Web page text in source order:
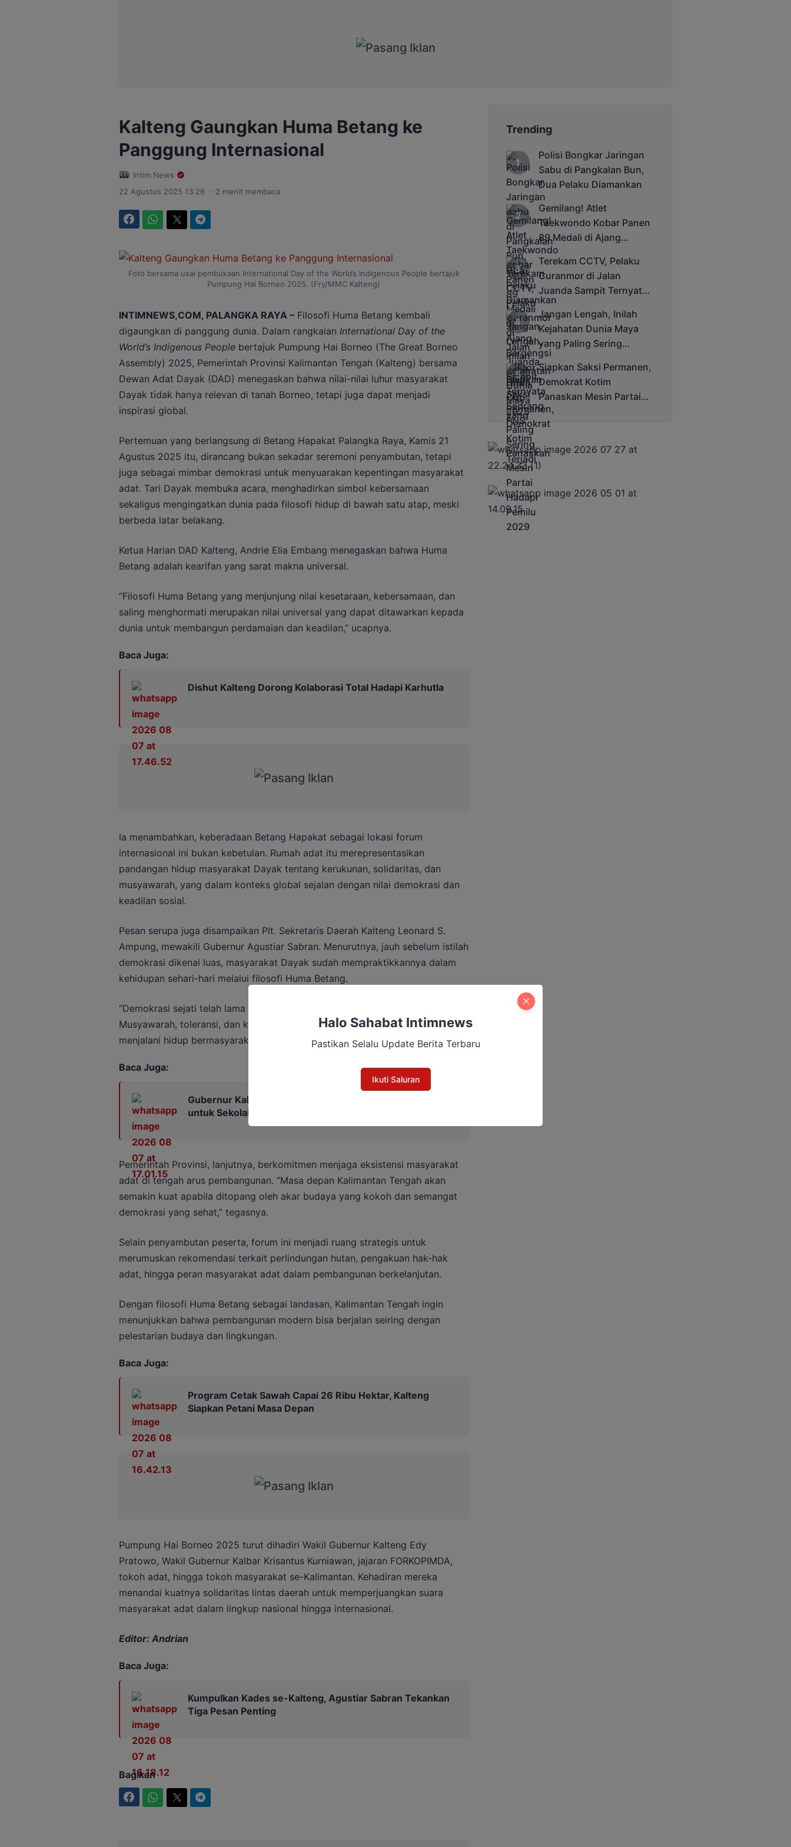
Kalteng Gaungkan Huma Betang ke
Panggung Internasional
Intim News
22 Agustus 2025 13:26 . 2 menit membaca
Foto bersama usai pembukaan International Day of the World’s Indigenous People bertajuk
Pumpung Hai Borneo 2025. (Fry/MMC Kalteng)
INTIMNEWS,COM, PALANGKA RAYA –Filosofi Huma Betang kembali
digaungkan di panggung dunia. Dalam rangkaian International Day of the
World’s Indigenous Peoplebertajuk Pumpung Hai Borneo (The Great Borneo
Assembly) 2025, Pemerintah Provinsi Kalimantan Tengah (Kalteng) bersama
Dewan Adat Dayak (DAD) menegaskan bahwa nilai-nilai luhur masyarakat
Dayak tidak hanya relevan di tanah Borneo, tetapi juga dapat menjadi
inspirasi global.
Pertemuan yang berlangsung di Betang Hapakat Palangka Raya, Kamis 21
Agustus 2025 itu, dirancang bukan sekadar seremoni penyambutan, tetapi
juga sebagai mimbar demokrasi untuk menyuarakan kepentingan masyarakat
adat. Tari Dayak membuka acara, menghadirkan simbol kebersamaan
sekaligus mengingatkan dunia pada filosofi hidup di bawah satu atap, meski
berbeda latar belakang.
Ketua Harian DAD Kalteng, Andrie Elia Embang menegaskan bahwa Huma
Betang adalah kearifan yang sarat makna universal.
“Filosofi Huma Betang yang menjunjung nilai kesetaraan, kebersamaan, dan
saling menghormati merupakan nilai universal yang dapat ditawarkan kepada
dunia untuk membangun perdamaian dan keadilan,” ucapnya.
Baca Juga:
Dishut Kalteng Dorong Kolaborasi Total Hadapi Karhutla
Ia menambahkan, keberadaan Betang Hapakat sebagai lokasi forum
internasional ini bukan kebetulan. Rumah adat itu merepresentasikan
pandangan hidup masyarakat Dayak tentang kerukunan, solidaritas, dan
musyawarah, yang dalam konteks global sejalan dengan nilai demokrasi dan
keadilan sosial.
Pesan serupa juga disampaikan Plt. Sekretaris Daerah Kalteng Leonard S.
Ampung, mewakili Gubernur Agustiar Sabran. Menurutnya, jauh sebelum istilah
demokrasi dikenal luas, masyarakat Dayak sudah mempraktikkannya dalam
kehidupan sehari-hari melalui filosofi Huma Betang.
“Demokrasi sejati telah lama hidup dan berkembang dalam budaya Dayak.
Musyawarah, toleransi, dan kebersamaan menjadi landasan utama dalam
menjalani hidup bermasyarakat,” ujarnya.
Baca Juga:
Gubernur Kalteng Salurkan Ratusan Perangkat Starlink
untuk Sekolah dan Puskesmas
Pemerintah Provinsi, lanjutnya, berkomitmen menjaga eksistensi masyarakat
adat di tengah arus pembangunan. “Masa depan Kalimantan Tengah akan
semakin kuat apabila ditopang oleh akar budaya yang kokoh dan semangat
demokrasi yang sehat,” tegasnya.
Selain penyambutan peserta, forum ini menjadi ruang strategis untuk
merumuskan rekomendasi terkait perlindungan hutan, pengakuan hak-hak
adat, hingga peran masyarakat adat dalam pembangunan berkelanjutan.
Dengan filosofi Huma Betang sebagai landasan, Kalimantan Tengah ingin
menunjukkan bahwa pembangunan modern bisa berjalan seiring dengan
pelestarian budaya dan lingkungan.
Baca Juga:
Program Cetak Sawah Capai 26 Ribu Hektar, Kalteng
Siapkan Petani Masa Depan
Pumpung Hai Borneo 2025 turut dihadiri Wakil Gubernur Kalteng Edy
Pratowo, Wakil Gubernur Kalbar Krisantus Kurniawan, jajaran FORKOPIMDA,
tokoh adat, hingga tokoh masyarakat se-Kalimantan. Kehadiran mereka
menandai kuatnya solidaritas lintas daerah untuk memperjuangkan suara
masyarakat adat dalam lingkup nasional hingga internasional.
Editor: Andrian
Baca Juga:
Kumpulkan Kades se-Kalteng, Agustiar Sabran Tekankan
Tiga Pesan Penting
Bagikan
Trending
Polisi Bongkar Jaringan
Sabu di Pangkalan Bun,
Dua Pelaku Diamankan
Gemilang! Atlet
Taekwondo Kobar Panen
89 Medali di Ajang
Bergengsi Rektor Unda
Cup 2025
Terekam CCTV, Pelaku
Curanmor di Jalan
Juanda Sampit Ternyata
Seorang PNS
Jangan Lengah, Inilah
Kejahatan Dunia Maya
yang Paling Sering
Terjadi
Siapkan Saksi Permanen,
Demokrat Kotim
Panaskan Mesin Partai
Hadapi Pemilu 2029
Halo Sahabat Intimnews
Pastikan Selalu Update Berita Terbaru
Ikuti Saluran